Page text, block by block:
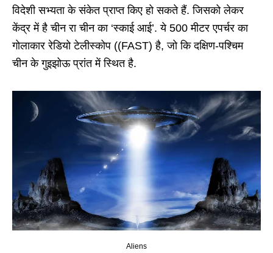
विदेशी सभ्यता के संकेत प्राप्त किए हो सकते हैं. जिसको लेकर
केंद्र में है चीन रा चीन का ‘स्‍काई आई’. ये 500 मीटर एपर्चर का
गोलाकार रेडियो टेलीस्कोप ((FAST) है, जो कि दक्षिण-पश्चिम
चीन के गुइझोऊ प्रांत में स्थित है.
Aliens